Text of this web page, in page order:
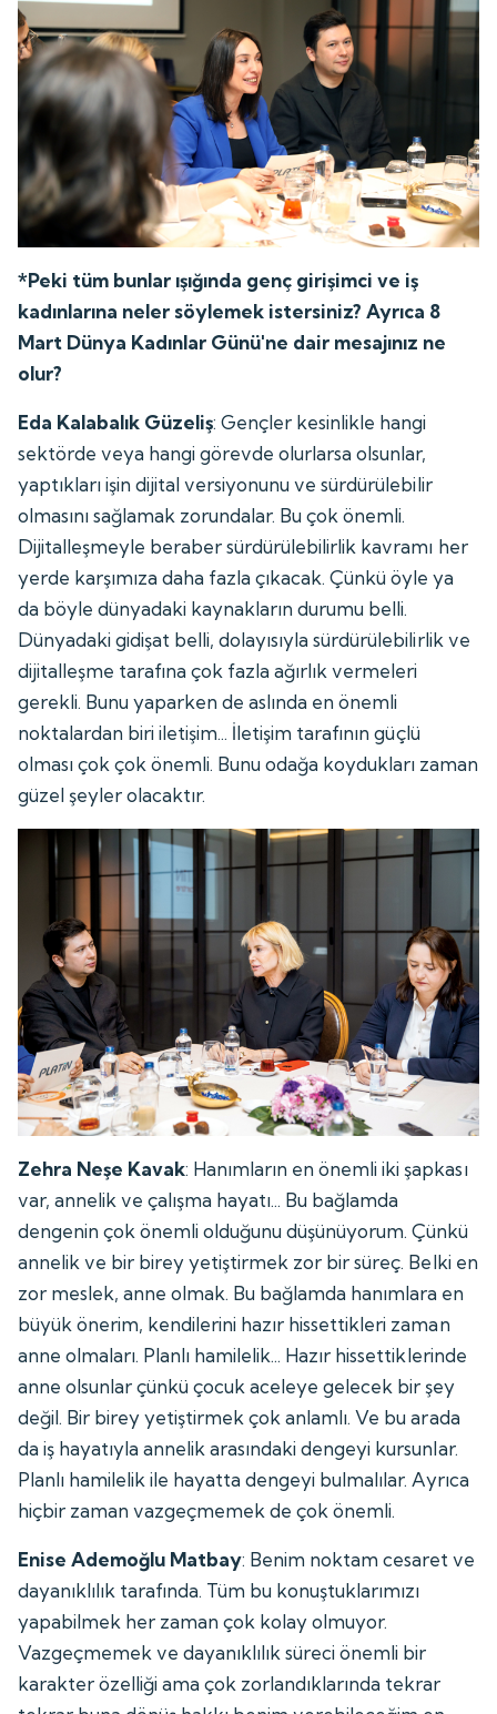
*Peki tüm bunlar ışığında genç girişimci ve iş
kadınlarına neler söylemek istersiniz? Ayrıca 8
Mart Dünya Kadınlar Günü'ne dair mesajınız ne
olur?
Eda Kalabalık Güzeliş: Gençler kesinlikle hangi
sektörde veya hangi görevde olurlarsa olsunlar,
yaptıkları işin dijital versiyonunu ve sürdürülebilir
olmasını sağlamak zorundalar. Bu çok önemli.
Dijitalleşmeyle beraber sürdürülebilirlik kavramı her
yerde karşımıza daha fazla çıkacak. Çünkü öyle ya
da böyle dünyadaki kaynakların durumu belli.
Dünyadaki gidişat belli, dolayısıyla sürdürülebilirlik ve
dijitalleşme tarafına çok fazla ağırlık vermeleri
gerekli. Bunu yaparken de aslında en önemli
noktalardan biri iletişim... İletişim tarafının güçlü
olması çok çok önemli. Bunu odağa koydukları zaman
güzel şeyler olacaktır.
Zehra Neşe Kavak: Hanımların en önemli iki şapkası
var, annelik ve çalışma hayatı... Bu bağlamda
dengenin çok önemli olduğunu düşünüyorum. Çünkü
annelik ve bir birey yetiştirmek zor bir süreç. Belki en
zor meslek, anne olmak. Bu bağlamda hanımlara en
büyük önerim, kendilerini hazır hissettikleri zaman
anne olmaları. Planlı hamilelik... Hazır hissettiklerinde
anne olsunlar çünkü çocuk aceleye gelecek bir şey
değil. Bir birey yetiştirmek çok anlamlı. Ve bu arada
da iş hayatıyla annelik arasındaki dengeyi kursunlar.
Planlı hamilelik ile hayatta dengeyi bulmalılar. Ayrıca
hiçbir zaman vazgeçmemek de çok önemli.
Enise Ademoğlu Matbay: Benim noktam cesaret ve
dayanıklılık tarafında. Tüm bu konuştuklarımızı
yapabilmek her zaman çok kolay olmuyor.
Vazgeçmemek ve dayanıklılık süreci önemli bir
karakter özelliği ama çok zorlandıklarında tekrar